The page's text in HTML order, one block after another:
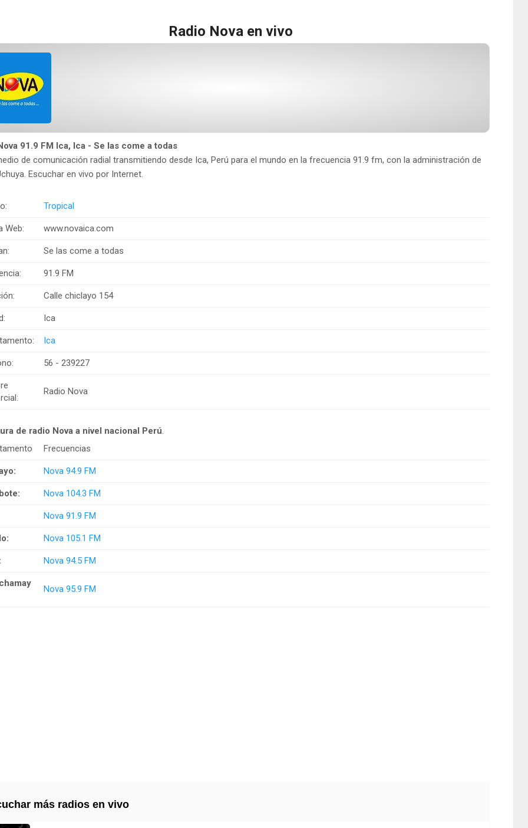
Radio Nova en vivo
91.9 FM Ica, Ica - Se las come a todas
de comunicación radial transmitiendo desde Ica, Perú para el mundo en la frecuencia 91.9 fm, con la administración de
Escuchar en vivo por Internet.
Tropical
Web: www.novaica.com
Se las come a todas
91.9 FM
Calle chiclayo 154
Ica
Ica
56 - 239227
Radio Nova
de radio Nova a nivel nacional Perú.
Frecuencias
Nova 94.9 FM
Nova 104.3 FM
Nova 91.9 FM
Nova 105.1 FM
Nova 94.5 FM
Nova 95.9 FM
más radios en vivo